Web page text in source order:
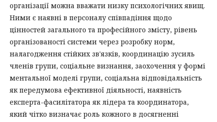
організації можна вважати низку психологічних явищ.
Ними є наявні в персоналу співпадіння щодо
цінностей загального та професійного змісту, рівень
організованості системи через розробку норм,
налагодження стійких зв'язків, координацію зусиль
членів групи, соціальне визнання, заохочення у формі
ментальної моделі групи, соціальна відповідальність
як передумова ефективної діяльності, наявність
експерта-фасилітатора як лідера та координатора,
який чітко визначає роль кожного в досягненні